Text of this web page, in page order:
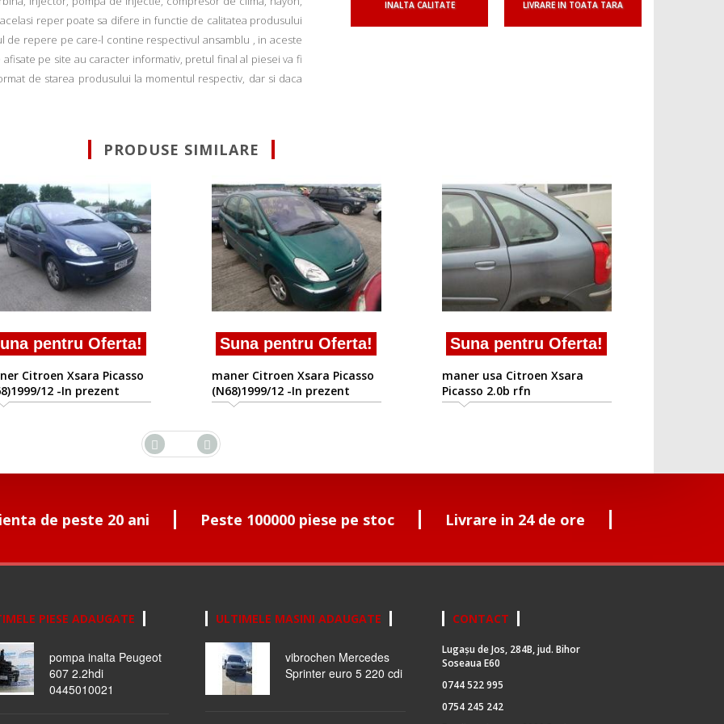
reper poate sa difere in functie de calitatea produsului
de repere pe care-l contine respectivul ansamblu , in aceste
pe site au caracter informativ, pretul final al piesei va fi
de starea produsului la momentul respectiv, dar si daca
INALTA CALITATE LIVRARE IN TOATA TARA
PRODUSE SIMILARE
pentru Oferta!
Citroen Xsara Picasso
12 -In prezent
Suna pentru Oferta!
maner Citroen Xsara Picasso
(N68)1999/12 -In prezent
Suna pentru Oferta!
maner usa Citroen Xsara
Picasso 2.0b rfn
de peste 20 ani Peste 100000 piese pe stoc Livrare in 24 de ore
PIESE ADAUGATE
pompa inalta Peugeot
607 2.2hdi
0445010021
ULTIMELE MASINI ADAUGATE
vibrochen Mercedes
Sprinter euro 5 220 cdi
CONTACT
Lugașu de Jos, 284B, jud. Bihor
Soseaua E60
0744 522 995
0754 245 242